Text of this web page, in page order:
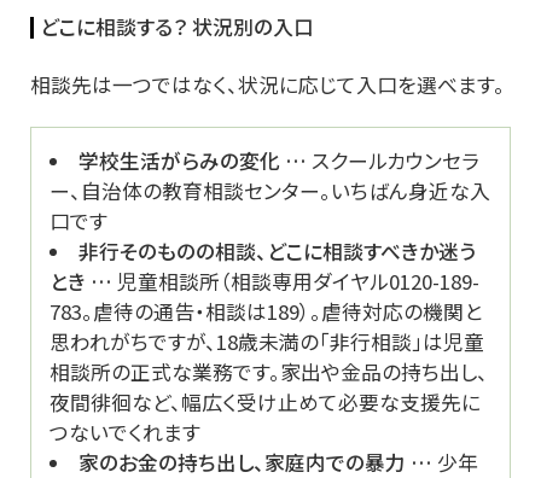
どこに相談する？ 状況別の入口
相談先は一つではなく、状況に応じて入口を選べます。
学校生活がらみの変化 … スクールカウンセラ
ー、自治体の教育相談センター。いちばん身近な入
口です
非行そのものの相談、どこに相談すべきか迷う
とき … 児童相談所（相談専用ダイヤル0120-189-
783。虐待の通告・相談は189）。虐待対応の機関と
思われがちですが、18歳未満の「非行相談」は児童
相談所の正式な業務です。家出や金品の持ち出し、
夜間徘徊など、幅広く受け止めて必要な支援先に
つないでくれます
家のお金の持ち出し、家庭内での暴力 … 少年